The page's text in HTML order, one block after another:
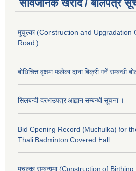
सार्वजनिक खरीद / बोलपत्र
मुचुल्का (Construction and Upgradation
Road )
बोधिचित्त वृक्षमा फलेका दाना बिक्री गर्ने सम्बन्धी
सिलबन्दी दरभाउपत्र आह्वान सम्बन्धी सूचना ।
Bid Opening Record (Muchulka) for
Thali Badminton Covered Hall
मुचुल्का सम्बन्धमा (Construction of